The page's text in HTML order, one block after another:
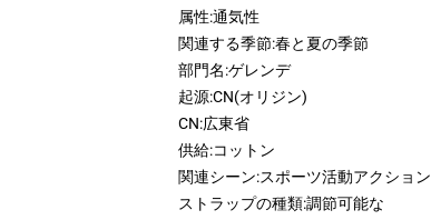
属性:通気性
関連する季節:春と夏の季節
部門名:ゲレンデ
起源:CN(オリジン)
CN:広東省
供給:コットン
関連シーン:スポーツ活動アクション
ストラップの種類:調節可能な